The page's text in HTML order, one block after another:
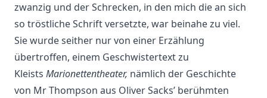
zwanzig und der Schrecken, in den mich die an sich
so tröstliche Schrift versetzte, war beinahe zu viel.
Sie wurde seither nur von einer Erzählung
übertroffen, einem Geschwistertext zu
Kleists Marionettentheater, nämlich der Geschichte
von Mr Thompson aus Oliver Sacks’ berühmten